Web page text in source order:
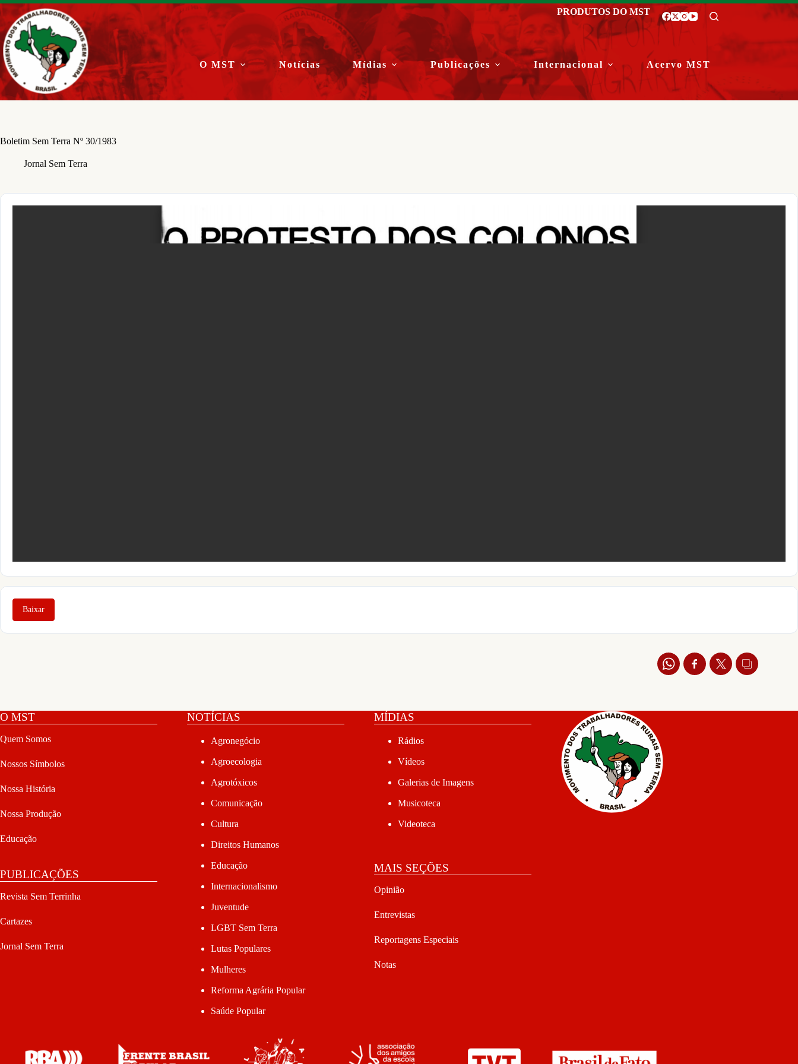
Pular
para
o
conteúdo
PRODUTOS DO MST
O MST Notícias Mídias Publicações Internacional Acervo MST
Boletim Sem Terra Nº 30/1983
Jornal Sem Terra
Baixar
O MST
Quem Somos
Nossos Símbolos
Nossa História
Nossa Produção
Educação
PUBLICAÇÕES
Revista Sem Terrinha
Cartazes
Jornal Sem Terra
NOTÍCIAS
Agronegócio
Agroecologia
Agrotóxicos
Comunicação
Cultura
Direitos Humanos
Educação
Internacionalismo
Juventude
LGBT Sem Terra
Lutas Populares
Mulheres
Reforma Agrária Popular
Saúde Popular
MÍDIAS
Rádios
Vídeos
Galerias de Imagens
Musicoteca
Videoteca
MAIS SEÇÕES
Opinião
Entrevistas
Reportagens Especiais
Notas